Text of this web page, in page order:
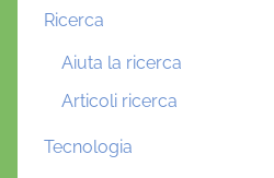
Ricerca
Aiuta la ricerca
Articoli ricerca
Tecnologia